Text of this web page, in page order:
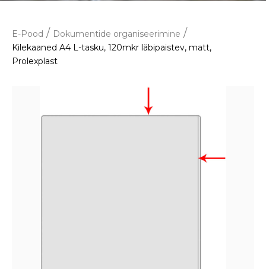
E-Pood / Dokumentide organiseerimine /
Kilekaaned A4 L-tasku, 120mkr läbipaistev, matt,
Prolexplast